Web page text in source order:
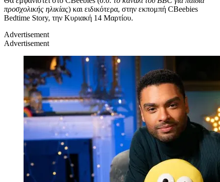
προσχολικής ηλικίας) και ειδικότερα, στην εκπομπή CBeebies
Bedtime Story, την Κυριακή 14 Μαρτίου.
Advertisement
Advertisement